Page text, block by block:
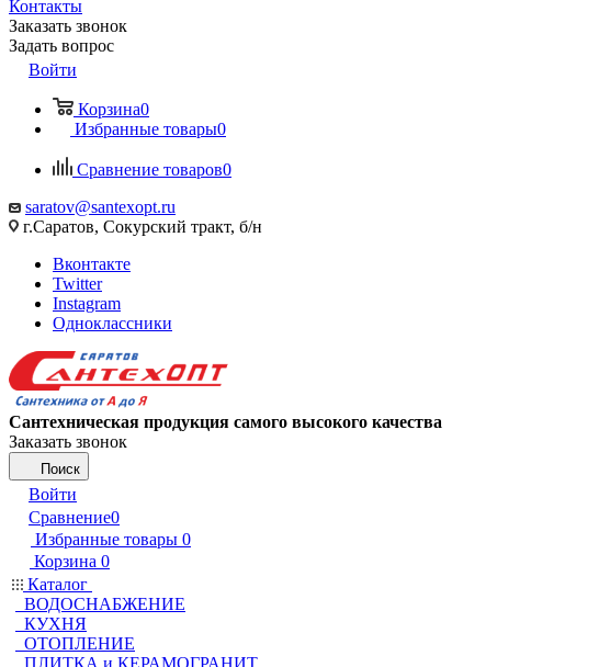
Контакты
Заказать звонок
Задать вопрос
Войти
Корзина0
Избранные товары0
Сравнение товаров0
saratov@santexopt.ru
г.Саратов, Сокурский тракт, б/н
Вконтакте
Twitter
Instagram
Одноклассники
Сантехническая продукция самого высокого качества
Заказать звонок
Поиск
Войти
Сравнение0
Избранные товары 0
Корзина 0
Каталог
ВОДОСНАБЖЕНИЕ
КУХНЯ
ОТОПЛЕНИЕ
ПЛИТКА и КЕРАМОГРАНИТ